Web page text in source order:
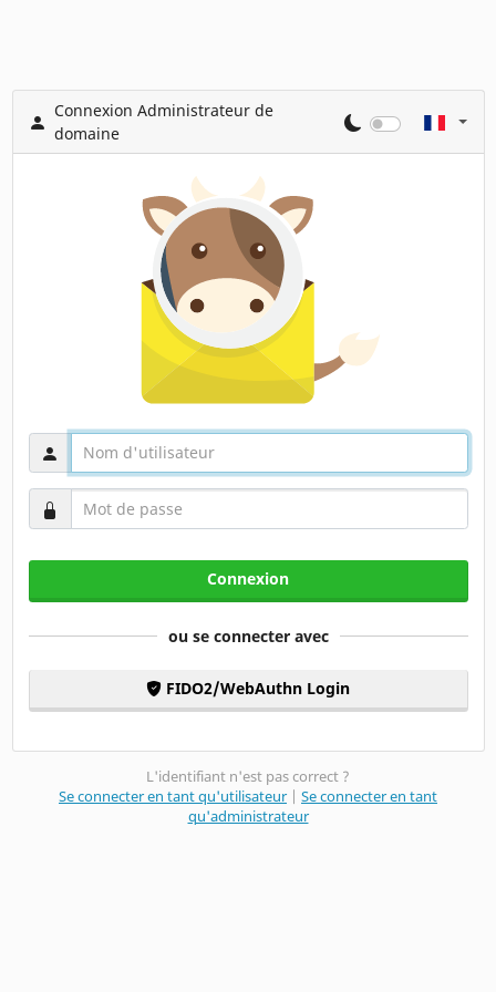
Connexion Administrateur de
domaine
Nom d'utilisateur
Mot de passe
Connexion
ou se connecter avec
FIDO2/WebAuthn Login
L'identifiant n'est pas correct ?
Se connecter en tant qu'utilisateur| Se connecter en tant
qu'administrateur